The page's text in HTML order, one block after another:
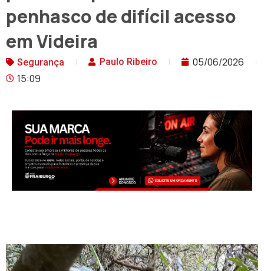
penhasco de difícil acesso
em Videira
Segurança Paulo Ribeiro
05/06/2026
15:09